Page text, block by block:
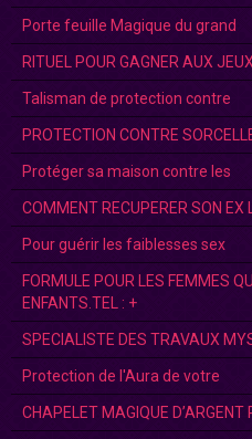
Porte feuille Magique du grand
RITUEL POUR GAGNER AUX
Talisman de protection contre
PROTECTION CONTRE
Protéger sa maison contre les
COMMENT RECUPERER SON EX
Pour guérir les faiblesses sex
FORMULE POUR LES FEMMES
ENFANTS.TEL : +
SPECIALISTE DES TRAVAUX
Protection de l'Aura de votre
CHAPELET MAGIQUE D’ARGENT